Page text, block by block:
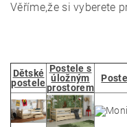
Věříme,že si vyberete
Dětské
postele
Postele s
úložným
prostorem